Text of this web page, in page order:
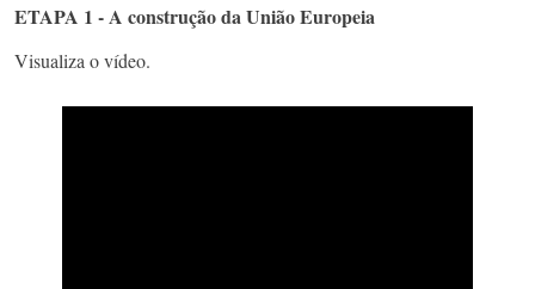
ETAPA 1 - A construção da União Europeia
Visualiza o vídeo.